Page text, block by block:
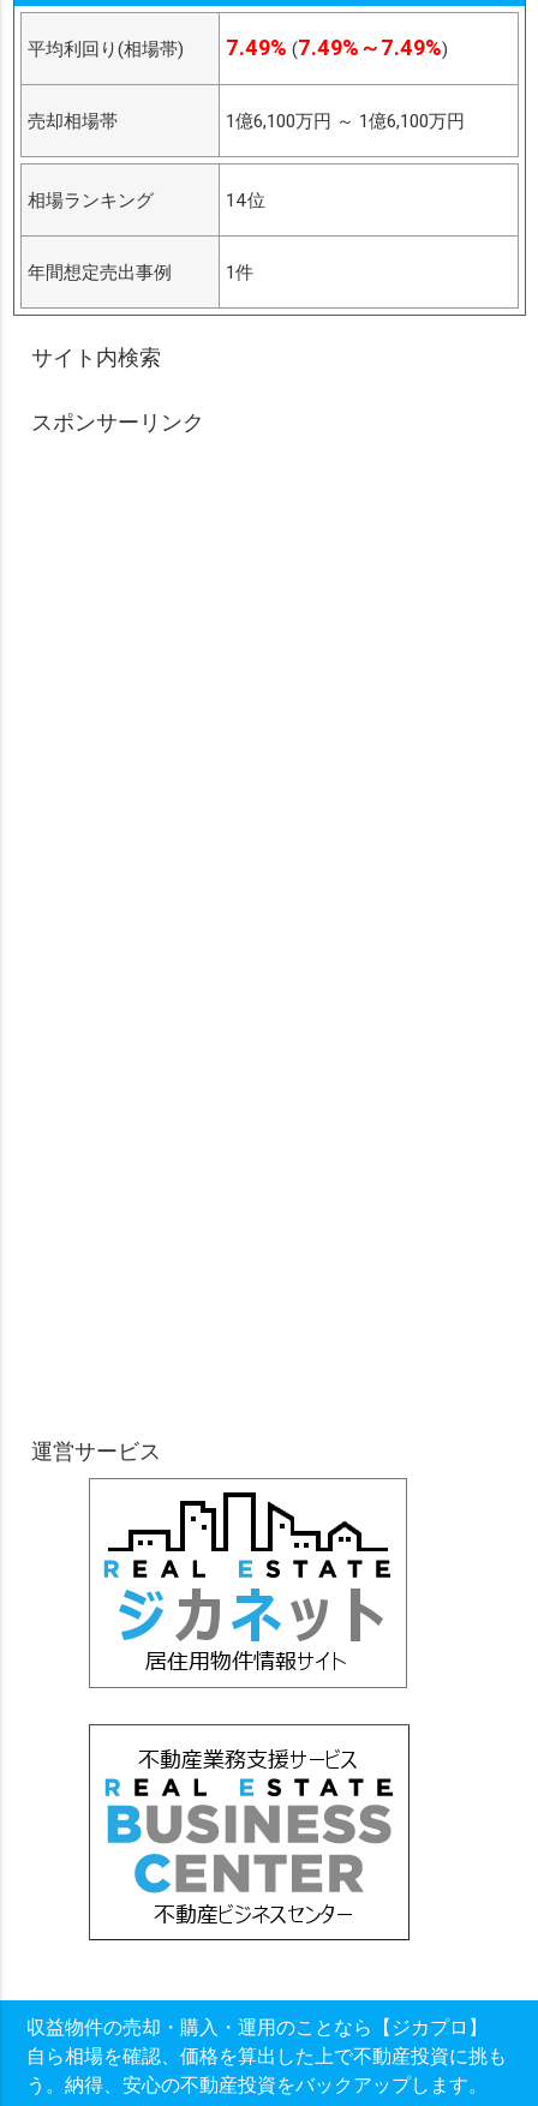
平均利回り(相場帯) 7.49% (7.49%～7.49%)
売却相場帯 1億6,100万円 ～ 1億6,100万円
相場ランキング 14位
年間想定売出事例 1件
サイト内検索
スポンサーリンク
運営サービス
収益物件の売却・購入・運用のことなら【ジカプロ】
自ら相場を確認、価格を算出した上で不動産投資に挑も
う。納得、安心の不動産投資をバックアップします。